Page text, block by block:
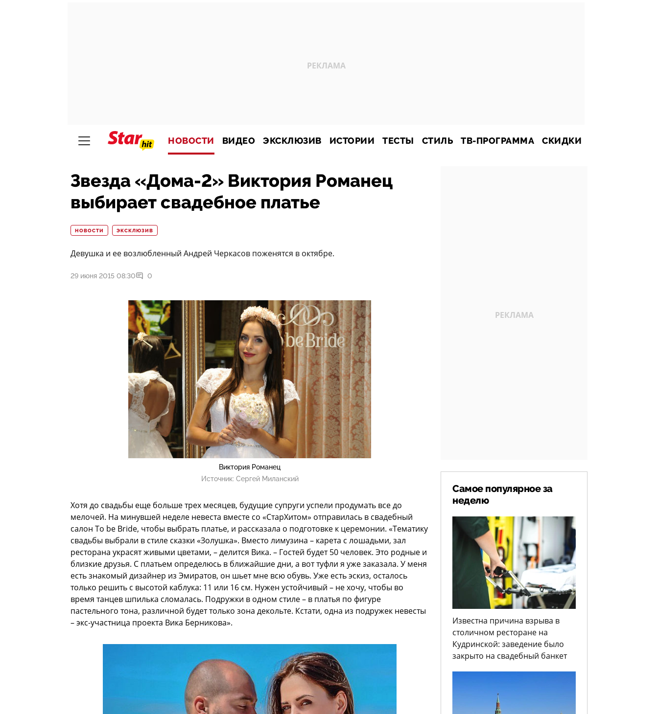
НОВОСТИ ВИДЕО ЭКСКЛЮЗИВ ИСТОРИИ ТЕСТЫ СТИЛЬ ТВ-ПРОГРАММА СКИДКИ
Звезда «Дома-2» Виктория Романец
выбирает свадебное платье
НОВОСТИ ЭКСКЛЮЗИВ
Девушка и ее возлюбленный Андрей Черкасов поженятся в октябре.
29 июня 2015 08:30 0
Виктория Романец
Источник: Сергей Миланский
Хотя до свадьбы еще больше трех месяцев, будущие супруги успели продумать все до
мелочей. На минувшей неделе невеста вместе со «СтарХитом» отправилась в свадебный
салон Тo be Bride, чтобы выбрать платье, и рассказала о подготовке к церемонии. «Тематику
свадьбы выбрали в стиле сказки «Золушка». Вместо лимузина – карета с лошадьми, зал
ресторана украсят живыми цветами, – делится Вика. – Гостей будет 50 человек. Это родные и
близкие друзья. С платьем определюсь в ближайшие дни, а вот туфли я уже заказала. У меня
есть знакомый дизайнер из Эмиратов, он шьет мне всю обувь. Уже есть эскиз, осталось
только решить с высотой каблука: 11 или 16 см. Нужен устойчивый – не хочу, чтобы во
время танцев шпилька сломалась. Подружки в одном стиле – в платья по фигуре
пастельного тона, различной будет только зона декольте. Кстати, одна из подружек невесты
– экс-участница проекта Вика Берникова».
Самое популярное за
неделю
Известна причина взрыва в
столичном ресторане на
Кудринской: заведение было
закрыто на свадебный банкет